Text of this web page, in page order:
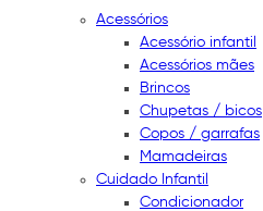
Acessórios
Acessório infantil
Acessórios mães
Brincos
Chupetas / bicos
Copos / garrafas
Mamadeiras
Cuidado Infantil
Condicionador